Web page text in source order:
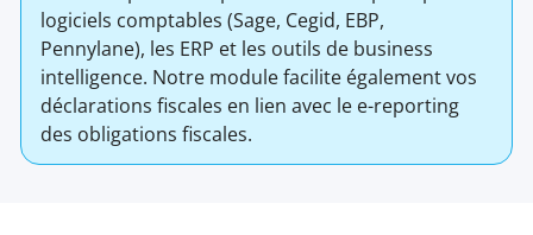
logiciels comptables (Sage, Cegid, EBP,
Pennylane), les ERP et les outils de business
intelligence. Notre module facilite également vos
déclarations fiscales en lien avec le e-reporting
des obligations fiscales.